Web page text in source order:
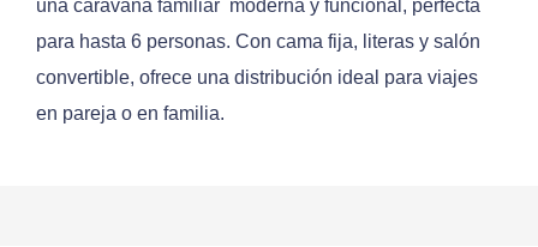
una caravana familiar moderna y funcional, perfecta
para hasta 6 personas. Con cama fija, literas y salón
convertible, ofrece una distribución ideal para viajes
en pareja o en familia.